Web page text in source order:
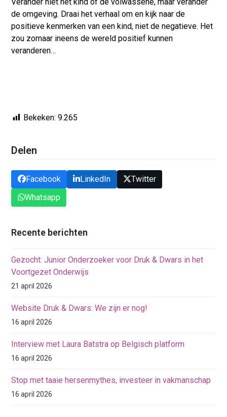
de omgeving. Draai het verhaal om en kijk naar de
positieve kenmerken van een kind, niet de negatieve. Het
zou zomaar ineens de wereld positief kunnen
veranderen…
Bekeken: 9.265
Delen
Facebook LinkedIn
Twitter
Whatsapp
Recente berichten
Gezocht: Junior Onderzoeker voor Druk & Dwars in het
Voortgezet Onderwijs
21 april 2026
Website Druk & Dwars: We zijn er nog!
16 april 2026
Interview met Laura Batstra op Belgisch platform
16 april 2026
Stop met taaie hersenmythes, investeer in vakmanschap
16 april 2026